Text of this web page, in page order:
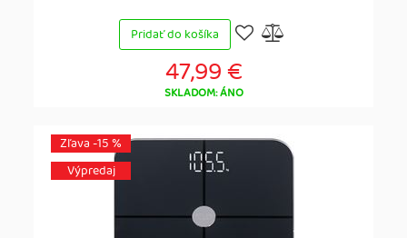
Pridať do košíka
47,99 €
SKLADOM: ÁNO
Zľava -15 %
Výpredaj